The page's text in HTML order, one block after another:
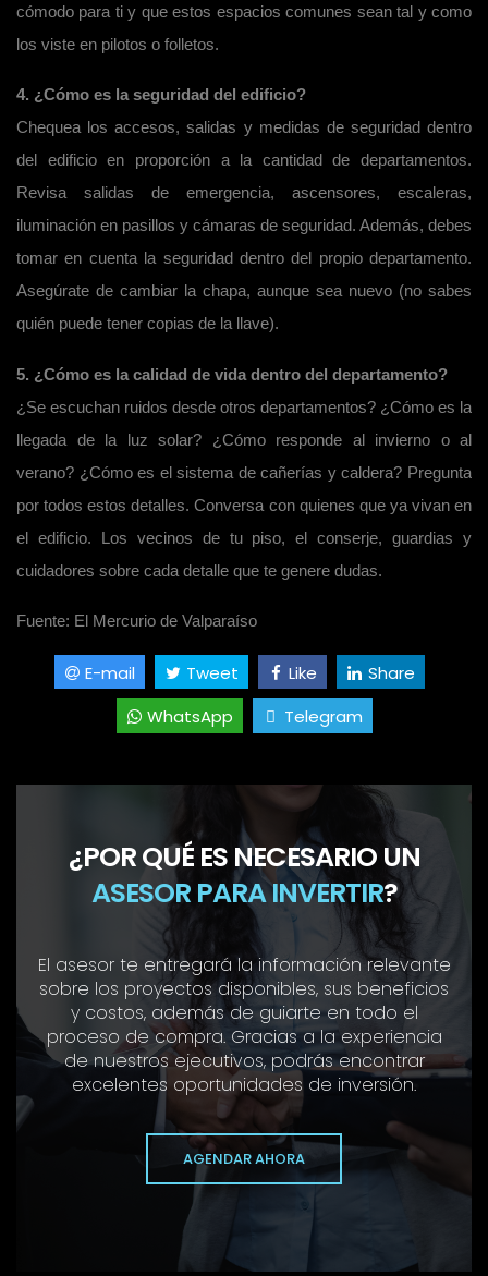
cómodo para ti y que estos espacios comunes sean tal y como
los viste en pilotos o folletos.
4. ¿Cómo es la seguridad del edificio?
Chequea los accesos, salidas y medidas de seguridad dentro
del edificio en proporción a la cantidad de departamentos.
Revisa salidas de emergencia, ascensores, escaleras,
iluminación en pasillos y cámaras de seguridad. Además, debes
tomar en cuenta la seguridad dentro del propio departamento.
Asegúrate de cambiar la chapa, aunque sea nuevo (no sabes
quién puede tener copias de la llave).
5. ¿Cómo es la calidad de vida dentro del departamento?
¿Se escuchan ruidos desde otros departamentos? ¿Cómo es la
llegada de la luz solar? ¿Cómo responde al invierno o al
verano? ¿Cómo es el sistema de cañerías y caldera? Pregunta
por todos estos detalles. Conversa con quienes que ya vivan en
el edificio. Los vecinos de tu piso, el conserje, guardias y
cuidadores sobre cada detalle que te genere dudas.
Fuente: El Mercurio de Valparaíso
E-mail Tweet Like
Share
WhatsApp
Telegram
¿POR QUÉ ES NECESARIO UN
ASESOR PARA INVERTIR?
El asesor te entregará la información relevante
sobre los proyectos disponibles, sus beneficios
y costos, además de guiarte en todo el
proceso de compra. Gracias a la experiencia
de nuestros ejecutivos, podrás encontrar
excelentes oportunidades de inversión.
AGENDAR AHORA